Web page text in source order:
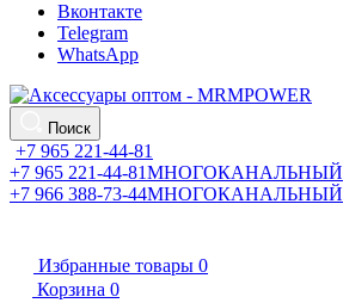
Вконтакте
Telegram
WhatsApp
Поиск
+7 965 221-44-81
+7 965 221-44-81МНОГОКАНАЛЬНЫЙ
+7 966 388-73-44МНОГОКАНАЛЬНЫЙ
Избранные товары 0
Корзина 0